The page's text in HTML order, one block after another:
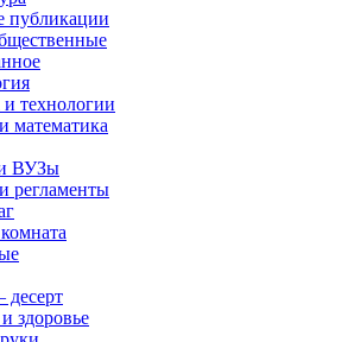
публикации
технологии
математика
ВУЗы
регламенты
здоровье